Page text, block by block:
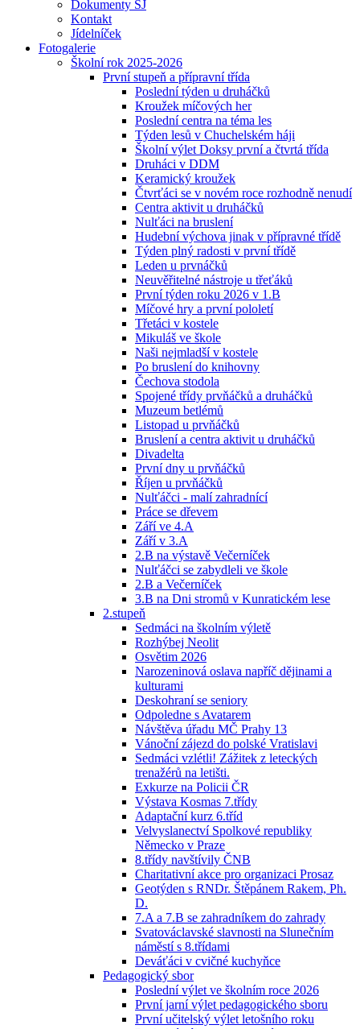
Dokumenty ŠJ
Kontakt
Jídelníček
Fotogalerie
Školní rok 2025-2026
První stupeň a přípravní třída
Poslední týden u druháčků
Kroužek míčových her
Poslední centra na téma les
Týden lesů v Chuchelském háji
Školní výlet Doksy první a čtvrtá třída
Druháci v DDM
Keramický kroužek
Čtvrťáci se v novém roce rozhodně nenudí
Centra aktivit u druháčků
Nulťáci na bruslení
Hudební výchova jinak v přípravné třídě
Týden plný radosti v první třídě
Leden u prvnáčků
Neuvěřitelné nástroje u třeťáků
První týden roku 2026 v 1.B
Míčové hry a první pololetí
Třetáci v kostele
Mikuláš ve škole
Naši nejmladší v kostele
Po bruslení do knihovny
Čechova stodola
Spojené třídy prvňáčků a druháčků
Muzeum betlémů
Listopad u prvňáčků
Bruslení a centra aktivit u druháčků
Divadelta
První dny u prvňáčků
Říjen u prvňáčků
Nulťáčci - malí zahradnící
Práce se dřevem
Září ve 4.A
Září v 3.A
2.B na výstavě Večerníček
Nulťáčci se zabydleli ve škole
2.B a Večerníček
3.B na Dni stromů v Kunratickém lese
2.stupeň
Sedmáci na školním výletě
Rozhýbej Neolit
Osvětim 2026
Narozeninová oslava napříč dějinami a
kulturami
Deskohraní se seniory
Odpoledne s Avatarem
Návštěva úřadu MČ Prahy 13
Vánoční zájezd do polské Vratislavi
Sedmáci vzlétli! Zážitek z leteckých
trenažérů na letišti.
Exkurze na Policii ČR
Výstava Kosmas 7.třídy
Adaptační kurz 6.tříd
Velvyslanectví Spolkové republiky
Německo v Praze
8.třídy navštívily ČNB
Charitativní akce pro organizaci Prosaz
Geotýden s RNDr. Štěpánem Rakem, Ph.
D.
7.A a 7.B se zahradníkem do zahrady
Svatováclavské slavnosti na Slunečním
náměstí s 8.třídami
Deváťáci v cvičné kuchyňce
Pedagogický sbor
Poslední výlet ve školním roce 2026
První jarní výlet pedagogického sboru
První učitelský výlet letošního roku